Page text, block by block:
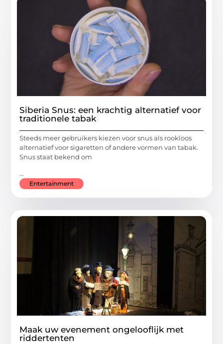
Siberia Snus: een krachtig alternatief voor
traditionele tabak
Steeds meer gebruikers kiezen voor snus als rookloos
alternatief voor sigaretten of andere vormen van tabak.
Snus staat bekend om
...
Entertainment
Maak uw evenement ongelooflijk met
riddertenten